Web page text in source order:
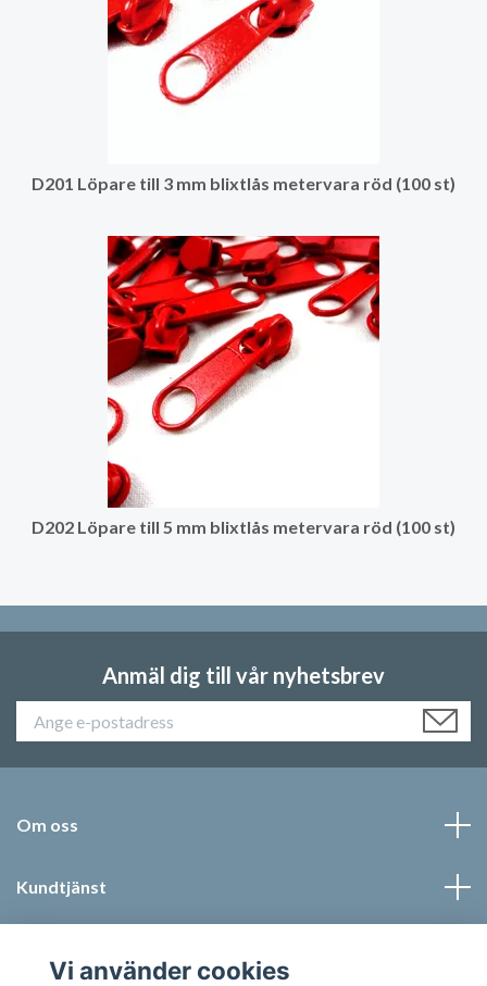
D201 Löpare till 3 mm blixtlås metervara röd (100 st)
D202 Löpare till 5 mm blixtlås metervara röd (100 st)
Anmäl dig till vår nyhetsbrev
Om oss
Kundtjänst
Vi använder cookies